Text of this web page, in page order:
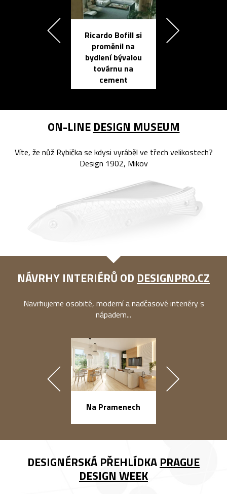
Ricardo Bofill si
proměnil na
bydlení bývalou
továrnu na
cement
ON-LINE DESIGN MUSEUM
Víte, že nůž Rybička se kdysi vyráběl ve třech velikostech?
Design 1902, Mikov
NÁVRHY INTERIÉRŮ OD DESIGNPRO.CZ
Navrhujeme osobité, moderní a nadčasové interiéry s
nápadem...
Na Pramenech
DESIGNÉRSKÁ PŘEHLÍDKA PRAGUE
DESIGN WEEK